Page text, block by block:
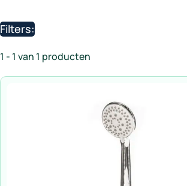
Filters:
1 - 1 van 1 producten